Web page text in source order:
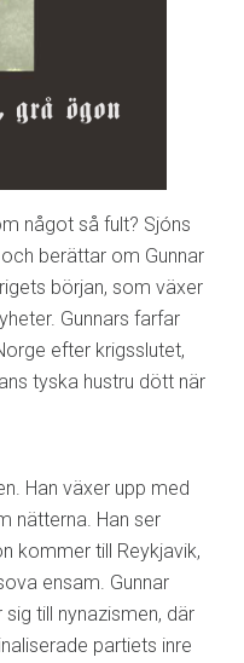
något så fult? Sjóns
berättar om Gunnar
början, som växer
Gunnars farfar
efter krigsslutet,
tyska hustru dött när
Han växer upp med
nätterna. Han ser
kommer till Reykjavik,
ensam. Gunnar
till nynazismen, där
partiets inre